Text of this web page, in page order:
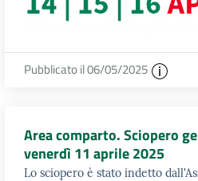
Pubblicato il 06/05/2025
Area comparto. Sciopero
venerdì 11 aprile 2025
Lo sciopero è stato indetto